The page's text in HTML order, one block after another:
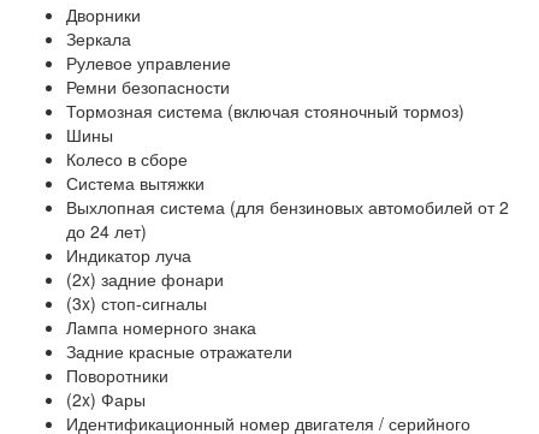
Дворники
Зеркала
Рулевое управление
Ремни безопасности
Тормозная система (включая стояночный тормоз)
Шины
Колесо в сборе
Система вытяжки
Выхлопная система (для бензиновых автомобилей от 2
до 24 лет)
Индикатор луча
(2x) задние фонари
(3x) стоп-сигналы
Лампа номерного знака
Задние красные отражатели
Поворотники
(2x) Фары
Идентификационный номер двигателя / серийного